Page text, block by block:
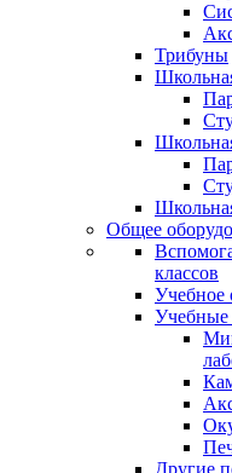
Трибуны
Общее
классов
Учебное
Учебные